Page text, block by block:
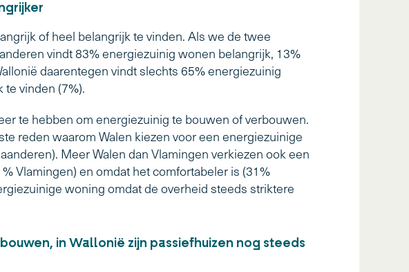
of heel belangrijk te vinden. Als we de twee
vindt 83% energiezuinig wonen belangrijk, 13%
daarentegen vindt slechts 65% energiezuinig
vinden (7%).
te hebben om energiezuinig te bouwen of verbouwen.
reden waarom Walen kiezen voor een energiezuinige
Meer Walen dan Vlamingen verkiezen ook een
Vlamingen) en omdat het comfortabeler is (31%
woning omdat de overheid steeds striktere
in Wallonië zijn passiefhuizen nog steeds